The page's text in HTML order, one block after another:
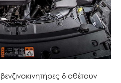
διαθέτουν